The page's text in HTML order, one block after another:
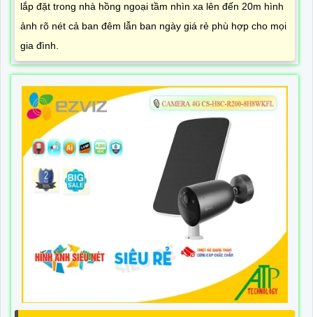
lắp đặt trong nhà hồng ngoại tầm nhìn xa lên đến 20m hình
ảnh rõ nét cả ban đêm lẫn ban ngày giá rẻ phù hợp cho mọi
gia đình.